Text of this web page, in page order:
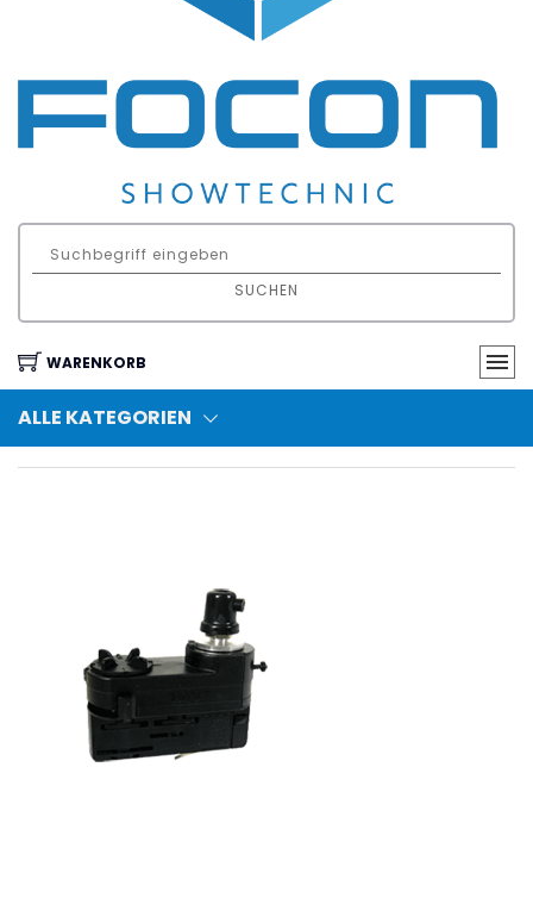
SUCHEN
WARENKORB
ALLE KATEGORIEN